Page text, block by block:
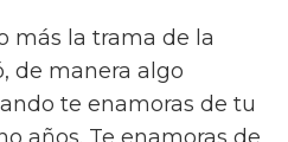
más la trama de la
de manera algo
te enamoras de tu